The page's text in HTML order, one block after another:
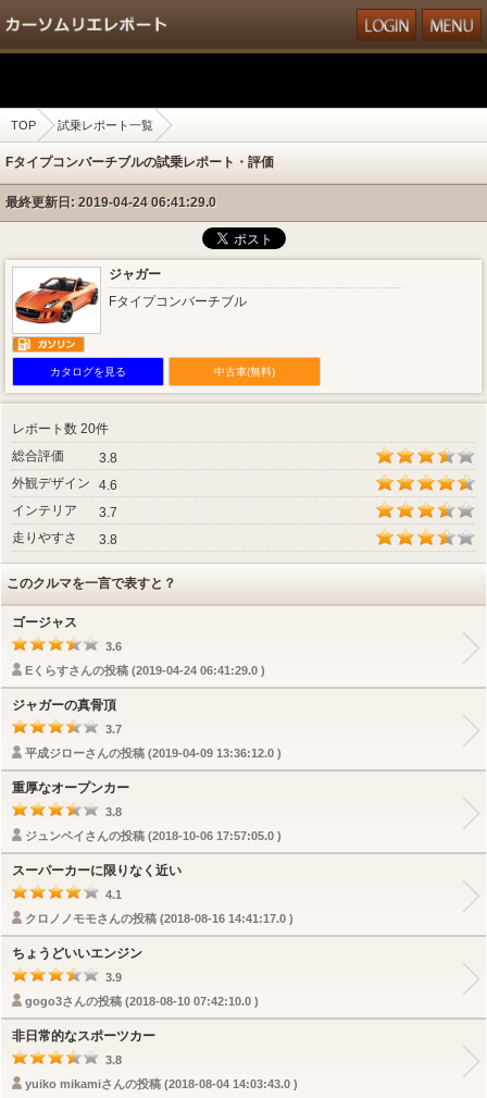
TOP 試乗レポート一覧
Fタイプコンバーチブルの試乗レポート・評価
最終更新日: 2019-04-24 06:41:29.0
ジャガー
Fタイプコンバーチブル
カタログを見る 中古車(無料)
レポート数 20件
総合評価
3.8
外観デザイン
4.6
インテリア
3.7
走りやすさ
3.8
このクルマを一言で表すと？
ゴージャス
3.6
Eくらすさんの投稿 (2019-04-24 06:41:29.0 )
ジャガーの真骨頂
3.7
平成ジローさんの投稿 (2019-04-09 13:36:12.0 )
重厚なオープンカー
3.8
ジュンペイさんの投稿 (2018-10-06 17:57:05.0 )
スーパーカーに限りなく近い
4.1
クロノノモモさんの投稿 (2018-08-16 14:41:17.0 )
ちょうどいいエンジン
3.9
gogo3さんの投稿 (2018-08-10 07:42:10.0 )
非日常的なスポーツカー
3.8
yuiko mikamiさんの投稿 (2018-08-04 14:03:43.0 )